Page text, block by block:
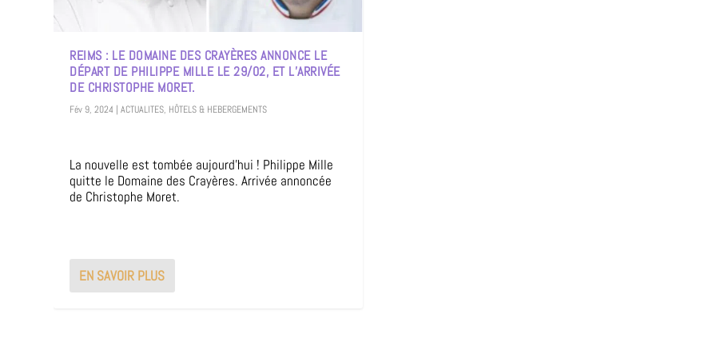
REIMS : LE DOMAINE DES CRAYÈRES ANNONCE LE
DÉPART DE PHILIPPE MILLE LE 29/02, ET L’ARRIVÉE
DE CHRISTOPHE MORET.
Fév 9, 2024 |ACTUALITES, HÔTELS & HEBERGEMENTS
La nouvelle est tombée aujourd’hui ! Philippe Mille
quitte le Domaine des Crayères. Arrivée annoncée
de Christophe Moret.
EN SAVOIR PLUS